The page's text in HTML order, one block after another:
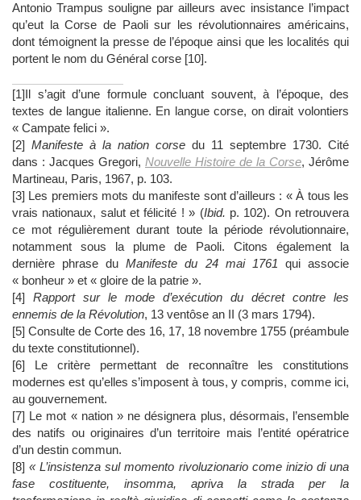
Antonio Trampus souligne par ailleurs avec insistance l’impact
qu’eut la Corse de Paoli sur les révolutionnaires américains,
dont témoignent la presse de l’époque ainsi que les localités qui
portent le nom du Général corse [10].
[1]Il s’agit d’une formule concluant souvent, à l’époque, des
textes de langue italienne. En langue corse, on dirait volontiers
« Campate felici ».
[2] Manifeste à la nation corse du 11 septembre 1730. Cité
dans : Jacques Gregori, Nouvelle Histoire de la Corse, Jérôme
Martineau, Paris, 1967, p. 103.
[3] Les premiers mots du manifeste sont d’ailleurs : « À tous les
vrais nationaux, salut et félicité ! » (Ibid. p. 102). On retrouvera
ce mot régulièrement durant toute la période révolutionnaire,
notamment sous la plume de Paoli. Citons également la
dernière phrase duManifeste du 24 mai 1761 qui associe
« bonheur » et « gloire de la patrie ».
[4] Rapport sur le mode d’exécution du décret contre les
ennemis de la Révolution, 13 ventôse an II (3 mars 1794).
[5] Consulte de Corte des 16, 17, 18 novembre 1755 (préambule
du texte constitutionnel).
[6] Le critère permettant de reconnaître les constitutions
modernes est qu’elles s’imposent à tous, y compris, comme ici,
au gouvernement.
[7] Le mot « nation » ne désignera plus, désormais, l’ensemble
des natifs ou originaires d’un territoire mais l’entité opératrice
d’un destin commun.
[8]« L’insistenza sul momento rivoluzionario come inizio di una
fase costituente, insomma, apriva la strada per la